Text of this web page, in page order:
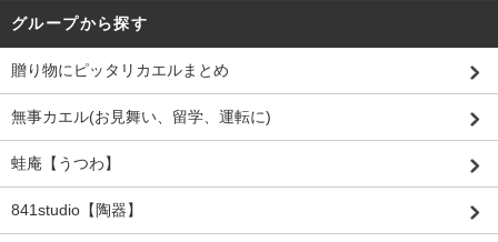
グループから探す
贈り物にピッタリカエルまとめ
無事カエル(お見舞い、留学、運転に)
蛙庵【うつわ】
841studio【陶器】